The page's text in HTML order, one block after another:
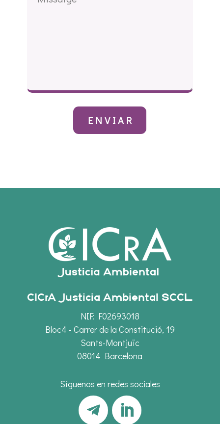
CICrA Justicia Ambiental SCCL
NIF: F02693018
Bloc4 - Carrer de la Constitució, 19
Sants-Montjuïc
08014 Barcelona
Síguenos en redes sociales